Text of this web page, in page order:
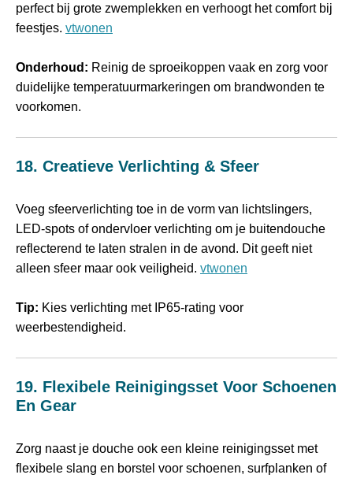
perfect bij grote zwemplekken en verhoogt het comfort bij
feestjes. vtwonen
Onderhoud: Reinig de sproeikoppen vaak en zorg voor
duidelijke temperatuurmarkeringen om brandwonden te
voorkomen.
18. Creatieve Verlichting & Sfeer
Voeg sfeerverlichting toe in de vorm van lichtslingers,
LED‑spots of ondervloer verlichting om je buitendouche
reflecterend te laten stralen in de avond. Dit geeft niet
alleen sfeer maar ook veiligheid. vtwonen
Tip: Kies verlichting met IP65‑rating voor
weerbestendigheid.
19. Flexibele Reinigingsset Voor Schoenen
En Gear
Zorg naast je douche ook een kleine reinigingsset met
flexibele slang en borstel voor schoenen, surfplanken of